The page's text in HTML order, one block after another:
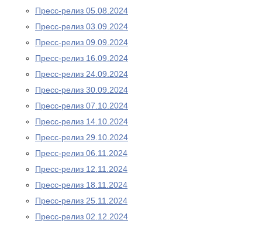
Пресс-релиз 05.08.2024
Пресс-релиз 03.09.2024
Пресс-релиз 09.09.2024
Пресс-релиз 16.09.2024
Пресс-релиз 24.09.2024
Пресс-релиз 30.09.2024
Пресс-релиз 07.10.2024
Пресс-релиз 14.10.2024
Пресс-релиз 29.10.2024
Пресс-релиз 06.11.2024
Пресс-релиз 12.11.2024
Пресс-релиз 18.11.2024
Пресс-релиз 25.11.2024
Пресс-релиз 02.12.2024